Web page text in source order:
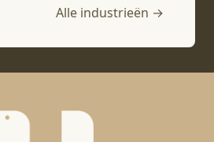
Alle industrieën →